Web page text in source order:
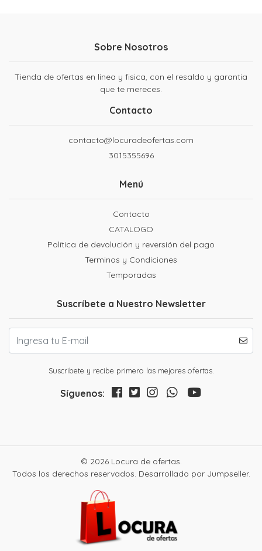
Sobre Nosotros
Tienda de ofertas en linea y fisica, con el resaldo y garantia
que te mereces.
Contacto
contacto@locuradeofertas.com
3015355696
Menú
Contacto
CATALOGO
Política de devolución y reversión del pago
Terminos y Condiciones
Temporadas
Suscríbete a Nuestro Newsletter
Suscribete y recibe primero las mejores ofertas.
Síguenos:
© 2026 Locura de ofertas.
Todos los derechos reservados. Desarrollado por Jumpseller.